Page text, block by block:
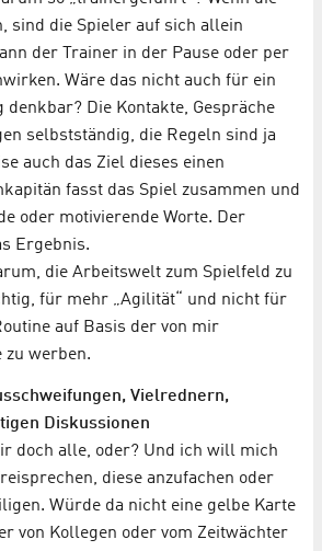
sind die Spieler auf sich allein
der Trainer in der Pause oder per
Wäre das nicht auch für ein
Die Kontakte, Gespräche
selbstständig, die Regeln sind ja
auch das Ziel dieses einen
fasst das Spiel zusammen und
oder motivierende Worte. Der
Ergebnis.
die Arbeitswelt zum Spielfeld zu
für mehr „Agilität“ und nicht für
auf Basis der von mir
zu werben.
Vielrednern,
Diskussionen
doch alle, oder? Und ich will mich
diese anzufachen oder
Würde da nicht eine gelbe Karte
von Kollegen oder vom Zeitwächter